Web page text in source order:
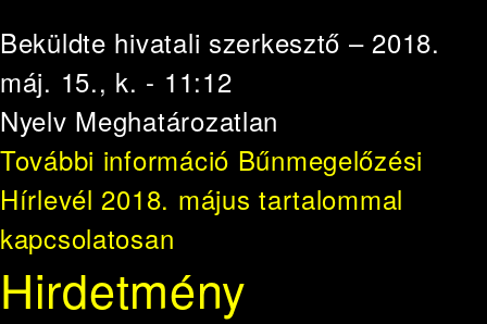
Beküldte hivatali szerkesztő – 2018.
máj. 15., k. - 11:12
Nyelv Meghatározatlan
További információ Bűnmegelőzési
Hírlevél 2018. május tartalommal
kapcsolatosan
Hirdetmény